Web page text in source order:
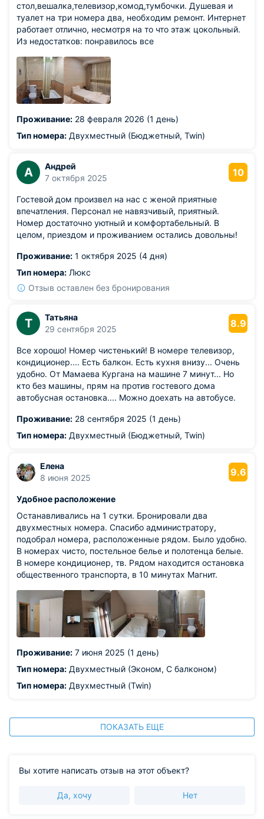
стол,вешалка,телевизор,комод,тумбочки. Душевая и
туалет на три номера два, необходим ремонт. Интернет
работает отлично, несмотря на то что этаж цокольный.
Из недостатков: понравилось все
Проживание: 28 февраля 2026 (1 день)
Тип номера: Двухместный (Бюджетный, Twin)
А
Андрей
7 октября 2025
10
Гостевой дом произвел на нас с женой приятные
впечатления. Персонал не навязчивый, приятный.
Номер достаточно уютный и комфортабельный. В
целом, приездом и проживанием остались довольны!
Проживание: 1 октября 2025 (4 дня)
Тип номера: Люкс
Отзыв оставлен без бронирования
Т
Татьяна
29 сентября 2025
8.9
Все хорошо! Номер чистенький! В номере телевизор,
кондиционер.... Есть балкон. Есть кухня внизу... Очень
удобно. От Мамаева Кургана на машине 7 минут... Но
кто без машины, прям на против гостевого дома
автобусная остановка.... Можно доехать на автобусе.
Проживание: 28 сентября 2025 (1 день)
Тип номера: Двухместный (Бюджетный, Twin)
Елена
8 июня 2025
9.6
Удобное расположение
Останавливались на 1 сутки. Бронировали два
двухместных номера. Спасибо администратору,
подобрал номера, расположенные рядом. Было удобно.
В номерах чисто, постельное белье и полотенца белые.
В номере кондиционер, тв. Рядом находится остановка
общественного транспорта, в 10 минутах Магнит.
Проживание: 7 июня 2025 (1 день)
Тип номера: Двухместный (Эконом, С балконом)
Тип номера: Двухместный (Twin)
ПОКАЗАТЬ ЕЩЕ
Вы хотите написать отзыв на этот объект?
Да, хочу Нет